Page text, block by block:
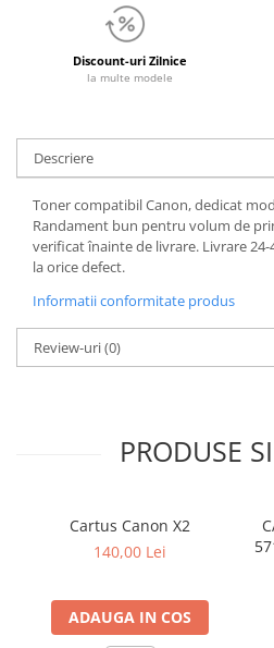
Discount-uri Zilnice
la multe modele
Descriere
Toner compatibil Canon, dedicat
Randament bun pentru volum de
verificat înainte de livrare. Livrare
la orice defect.
Informatii conformitate produs
Review-uri(0)
PRODUSE
Cartus Canon X2
140,00 Lei
ADAUGA IN COS